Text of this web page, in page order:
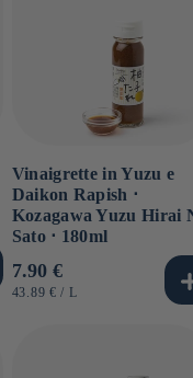
Vinaigrette in Yuzu e
Daikon Rapish ⋅
Kozagawa Yuzu Hirai
Sato ⋅ 180ml
Prezzo
di
7.90 €
PREZZO
43.89 € / PER
L